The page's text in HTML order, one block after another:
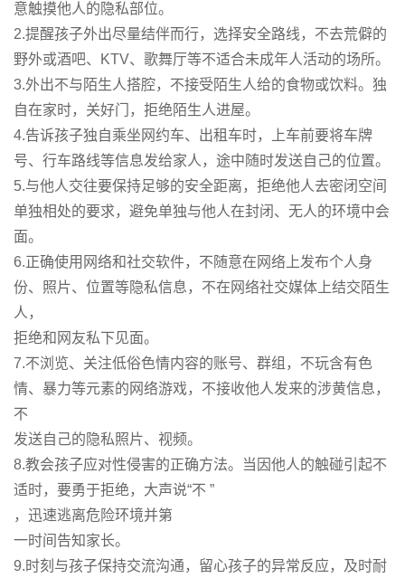
意触摸他人的隐私部位。
2.提醒孩子外出尽量结伴而行，选择安全路线，不去荒僻的
野外或酒吧、KTV、歌舞厅等不适合未成年人活动的场所。
3.外出不与陌生人搭腔，不接受陌生人给的食物或饮料。独
自在家时，关好门，拒绝陌生人进屋。
4.告诉孩子独自乘坐网约车、出租车时，上车前要将车牌
号、行车路线等信息发给家人，途中随时发送自己的位置。
5.与他人交往要保持足够的安全距离，拒绝他人去密闭空间
单独相处的要求，避免单独与他人在封闭、无人的环境中会
面。
6.正确使用网络和社交软件，不随意在网络上发布个人身
份、照片、位置等隐私信息，不在网络社交媒体上结交陌生
人，
拒绝和网友私下见面。
7.不浏览、关注低俗色情内容的账号、群组，不玩含有色
情、暴力等元素的网络游戏，不接收他人发来的涉黄信息，
不
发送自己的隐私照片、视频。
8.教会孩子应对性侵害的正确方法。当因他人的触碰引起不
适时，要勇于拒绝，大声说“不 ”
，迅速逃离危险环境并第
一时间告知家长。
9.时刻与孩子保持交流沟通，留心孩子的异常反应，及时耐